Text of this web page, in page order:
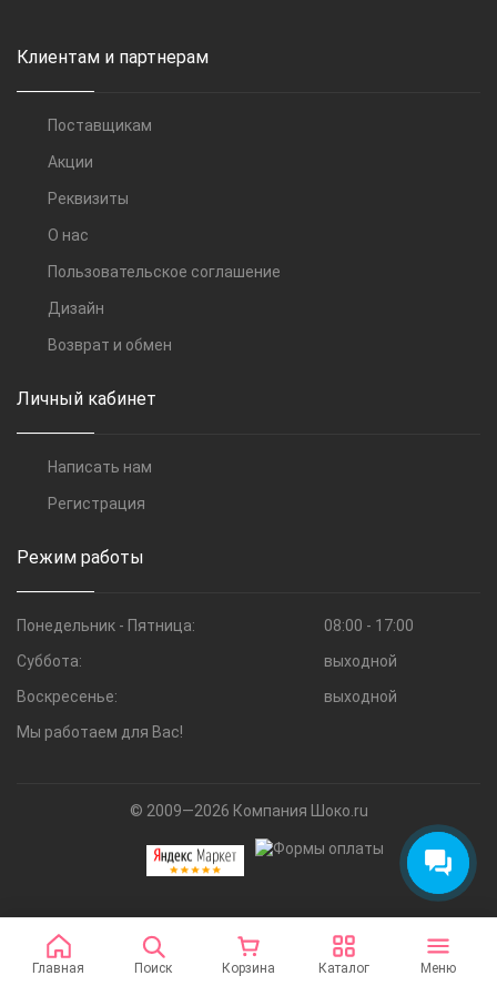
Клиентам и партнерам
Поставщикам
Акции
Реквизиты
О нас
Пользовательское соглашение
Дизайн
Возврат и обмен
Личный кабинет
Написать нам
Регистрация
Режим работы
Понедельник - Пятница:
08:00 - 17:00
Суббота:
выходной
Воскресенье:
выходной
Мы работаем для Вас!
© 2009—2026 Компания Шоко.ru
Главная Поиск Корзина Каталог Меню